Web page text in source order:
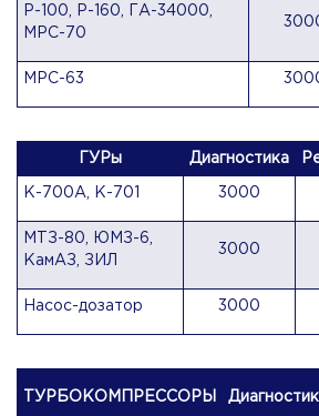
Р-100, Р-160, ГА-34000,
МРС-70
МРС-63
ГУРы Диагностика
К-700А, К-701 3000
МТЗ-80, ЮМЗ-6,
КамАЗ, ЗИЛ
3000
Насос-дозатор 3000
ТУРБОКОМПРЕССОРЫ